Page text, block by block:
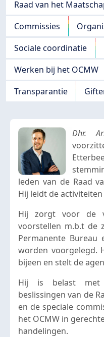
Raad van het
Commissies
Sociale coordinatie
Werken bij het OCMW
Transparantie
Dhr.
leden van de Raad
Hij leidt de activiteiten
Hij zorgt voor de
voorstellen m.b.t de
Permanente Bureau
worden voorgelegd.
bijeen en stelt de
Hij is belast
beslissingen van de
en de speciale
het OCMW in
handelingen.